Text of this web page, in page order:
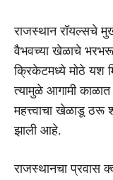
राजस्थान रॉयल्सचे
वैभवच्या खेळाचे
क्रिकेटमध्ये मोठे यश
त्यामुळे आगामी काळात
महत्त्वाचा खेळाडू ठरू
झाली आहे.
राजस्थानचा प्रवास